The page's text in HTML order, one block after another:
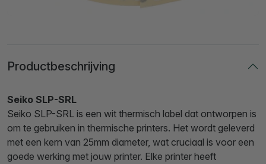
Productbeschrijving
Seiko SLP-SRL
Seiko SLP-SRL is een wit thermisch label dat ontworpen is
om te gebruiken in thermische printers. Het wordt geleverd
met een kern van 25mm diameter, wat cruciaal is voor een
goede werking met jouw printer. Elke printer heeft